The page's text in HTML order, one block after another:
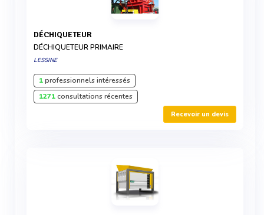
DÉCHIQUETEUR
DÉCHIQUETEUR PRIMAIRE
LESSINE
1professionnels intéressés
1271consultations récentes
Recevoir un devis